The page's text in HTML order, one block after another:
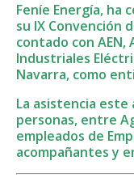
Feníe Energía, ha
su IX Convención
contado con AEN,
Industriales
Navarra, como
La asistencia este
personas, entre
empleados de
acompañantes y